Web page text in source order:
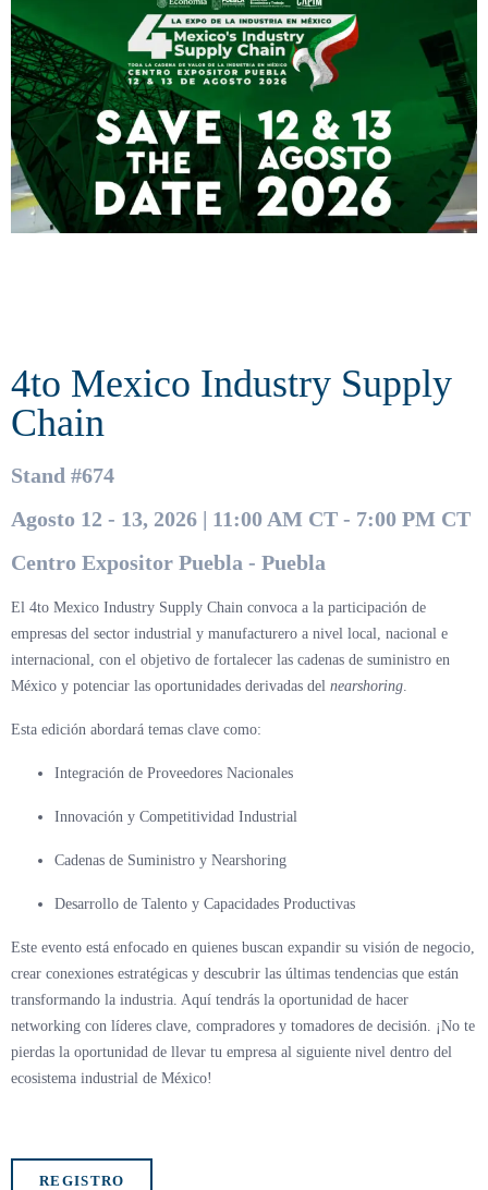
4to Mexico Industry Supply
Chain
Stand #674
Agosto 12 - 13, 2026 | 11:00 AM CT - 7:00 PM CT
Centro Expositor Puebla - Puebla
El 4to Mexico Industry Supply Chain convoca a la participación de
empresas del sector industrial y manufacturero a nivel local, nacional e
internacional, con el objetivo de fortalecer las cadenas de suministro en
México y potenciar las oportunidades derivadas del nearshoring
Esta edición abordará temas clave como:
Integración de Proveedores Nacionales
Innovación y Competitividad Industrial
Cadenas de Suministro y Nearshoring
Desarrollo de Talento y Capacidades Productivas
Este evento está enfocado en quienes buscan expandir su visión de negocio,
crear conexiones estratégicas y descubrir las últimas tendencias que están
transformando la industria. Aquí tendrás la oportunidad de hacer
networking con líderes clave, compradores y tomadores de decisión. ¡No te
pierdas la oportunidad de llevar tu empresa al siguiente nivel dentro del
ecosistema industrial de México!
REGISTRO